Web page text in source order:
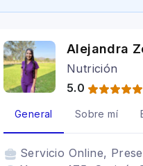
Alejandra
Nutrición
5.0
General Sobre mí
Servicio Online,